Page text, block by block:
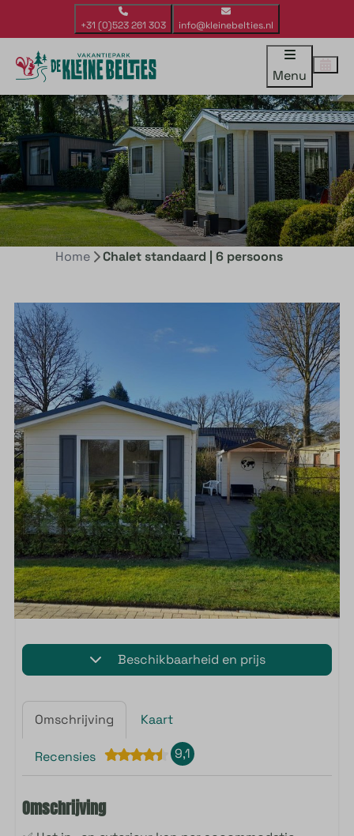
+31 (0)523 261 303 info@kleinebelties.nl
Menu
Home Chalet standaard | 6 persoons
Beschikbaarheid en prijs
Omschrijving Kaart
Recensies 9,1
Omschrijving